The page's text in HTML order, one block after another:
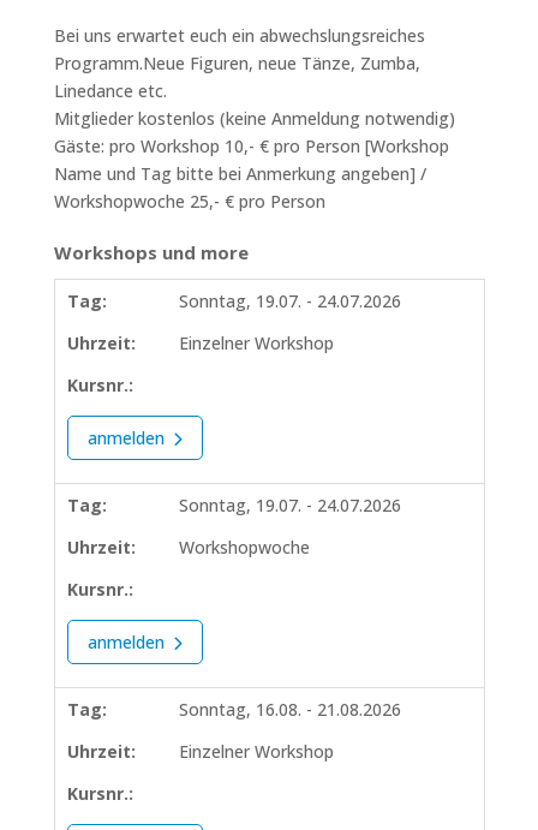
Bei uns erwartet euch ein abwechslungsreiches
Programm.Neue Figuren, neue Tänze, Zumba,
Linedance etc.
Mitglieder kostenlos (keine Anmeldung notwendig)
Gäste: pro Workshop 10,- € pro Person [Workshop
Name und Tag bitte bei Anmerkung angeben] /
Workshopwoche 25,- € pro Person
Workshops und more
Tag:
Sonntag, 19.07. - 24.07.2026
Uhrzeit:
Einzelner Workshop
Kursnr.:
anmelden
Tag:
Sonntag, 19.07. - 24.07.2026
Uhrzeit:
Workshopwoche
Kursnr.:
anmelden
Tag:
Sonntag, 16.08. - 21.08.2026
Uhrzeit:
Einzelner Workshop
Kursnr.: